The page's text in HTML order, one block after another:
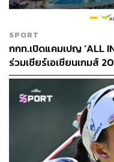
SPORT
กกท.เปิดแคมเปญ ‘ALL
ร่วมเชียร์เอเชียนเกมส์